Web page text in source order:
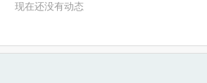
现在还没有动态